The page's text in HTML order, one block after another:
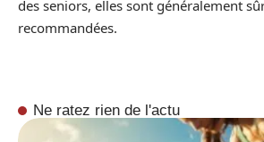
des seniors, elles sont généralement
recommandées.
Ne ratez rien de l'actu